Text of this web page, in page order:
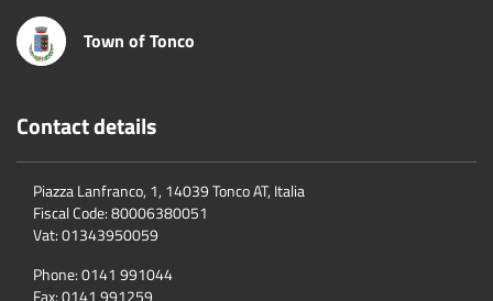
Town of Tonco
Contact details
Piazza Lanfranco, 1, 14039 Tonco AT, Italia
Fiscal Code:80006380051
Vat:01343950059
Phone:0141 991044